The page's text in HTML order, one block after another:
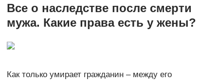
Все о наследстве после смерти
мужа. Какие права есть у жены?
Как только умирает гражданин – между его